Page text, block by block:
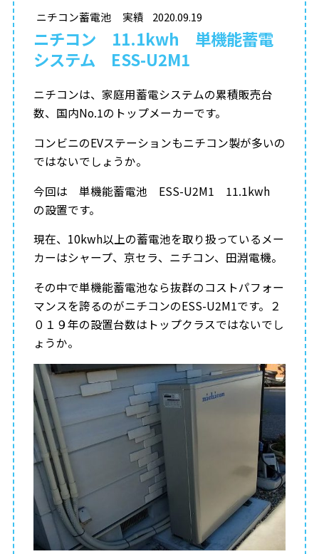
ニチコン蓄電池 実績 2020.09.19
ニチコン 11.1kwh 単機能蓄電
システム ESS-U2M1
ニチコンは、家庭用蓄電システムの累積販売台
数、国内No.1のトップメーカーです。
コンビニのEVステーションもニチコン製が多いの
ではないでしょうか。
今回は 単機能蓄電池 ESS-U2M1 11.1kwh
の設置です。
現在、10kwh以上の蓄電池を取り扱っているメー
カーはシャープ、京セラ、ニチコン、田淵電機。
その中で単機能蓄電池なら抜群のコストパフォー
マンスを誇るのがニチコンのESS-U2M1です。２
０１９年の設置台数はトップクラスではないでし
ょうか。